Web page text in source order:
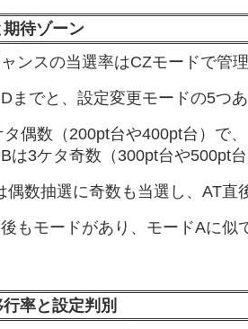
待ゾーン
ンスの当選率はCZモードで管
までと、設定変更モードの5つあ
偶数（200pt台や400pt台）で
は3ケタ奇数（300pt台や500pt
偶数抽選に奇数も当選し、AT直
もモードがあり、モードAに似
率と設定判別